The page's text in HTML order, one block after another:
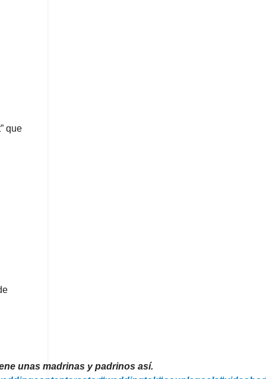
que
unas madrinas y padrinos así.